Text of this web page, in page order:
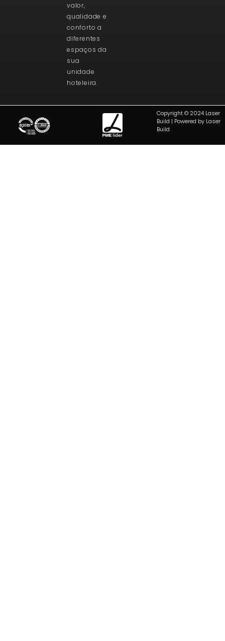
valor,
qualidade e
conforto a
diferentes
espaços da
sua
unidade
hoteleira.
Copyright © 2024 Laser
Build | Powered by Laser
Build